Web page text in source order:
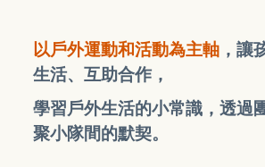
以戶外運動和活動為主軸 ，讓
生活、互助合作，
學習戶外生活的小常識，透過
聚小隊間的默契。